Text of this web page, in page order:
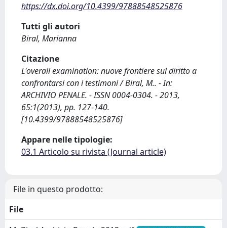
https://dx.doi.org/10.4399/97888548525876
Tutti gli autori
Biral, Marianna
Citazione
L'overall examination: nuove frontiere sul diritto a
confrontarsi con i testimoni / Biral, M.. - In:
ARCHIVIO PENALE. - ISSN 0004-0304. - 2013,
65:1(2013), pp. 127-140.
[10.4399/97888548525876]
Appare nelle tipologie:
03.1 Articolo su rivista (Journal article)
File in questo prodotto:
File